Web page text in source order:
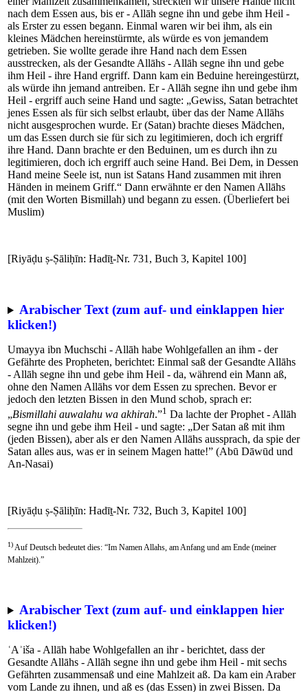
nach dem Essen aus, bis er - Allāh segne ihn und gebe ihm Heil -
als Erster zu essen begann. Einmal waren wir bei ihm, als ein
kleines Mädchen hereinstürmte, als würde es von jemandem
getrieben. Sie wollte gerade ihre Hand nach dem Essen
ausstrecken, als der Gesandte Allāhs - Allāh segne ihn und gebe
ihm Heil - ihre Hand ergriff. Dann kam ein Beduine hereingestürzt,
als würde ihn jemand antreiben. Er - Allāh segne ihn und gebe ihm
Heil - ergriff auch seine Hand und sagte: „Gewiss, Satan betrachtet
jenes Essen als für sich selbst erlaubt, über das der Name Allāhs
nicht ausgesprochen wurde. Er (Satan) brachte dieses Mädchen,
um das Essen durch sie für sich zu legitimieren, doch ich ergriff
ihre Hand. Dann brachte er den Beduinen, um es durch ihn zu
legitimieren, doch ich ergriff auch seine Hand. Bei Dem, in Dessen
Hand meine Seele ist, nun ist Satans Hand zusammen mit ihren
Händen in meinem Griff.“ Dann erwähnte er den Namen Allāhs
(mit den Worten Bismillah) und begann zu essen. (Überliefert bei
Muslim)
[Riyāḍu ṣ-Ṣāliḥīn: Hadīṯ-Nr. 731, Buch 3, Kapitel 100]
Arabischer Text (zum auf- und einklappen hier
klicken!)
Umayya ibn Muchschi - Allāh habe Wohlgefallen an ihm - der
Gefährte des Propheten, berichtet: Einmal saß der Gesandte Allāhs
- Allāh segne ihn und gebe ihm Heil - da, während ein Mann aß,
ohne den Namen Allāhs vor dem Essen zu sprechen. Bevor er
jedoch den letzten Bissen in den Mund schob, sprach er:
„Bismillahi auwalahu wa akhirah.”1 Da lachte der Prophet - Allāh
segne ihn und gebe ihm Heil - und sagte: „Der Satan aß mit ihm
(jeden Bissen), aber als er den Namen Allāhs aussprach, da spie der
Satan alles aus, was er in seinem Magen hatte!” (Abū Dāwūd und
An-Nasai)
[Riyāḍu ṣ-Ṣāliḥīn: Hadīṯ-Nr. 732, Buch 3, Kapitel 100]
1)Auf Deutsch bedeutet dies: “Im Namen Allahs, am Anfang und am Ende (meiner
Mahlzeit).”
Arabischer Text (zum auf- und einklappen hier
klicken!)
ʿAʾiša - Allāh habe Wohlgefallen an ihr - berichtet, dass der
Gesandte Allāhs - Allāh segne ihn und gebe ihm Heil - mit sechs
Gefährten zusammensaß und eine Mahlzeit aß. Da kam ein Araber
vom Lande zu ihnen, und aß es (das Essen) in zwei Bissen. Da